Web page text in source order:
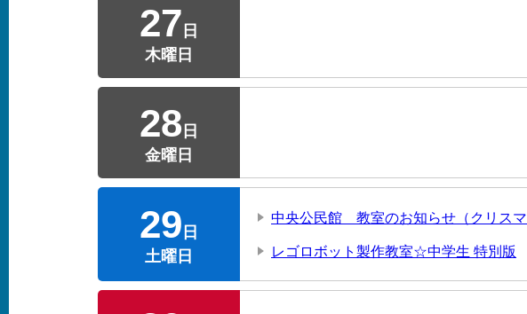
27 日
木曜日
28 日
金曜日
29 日
土曜日
中央公民館 教室のお知らせ（クリスマ
レゴロボット製作教室☆中学生 特別版